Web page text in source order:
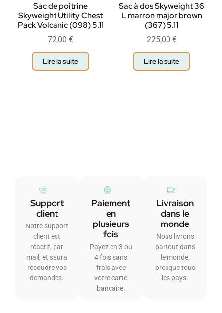
Sac de poitrine
Skyweight Utility Chest
Pack Volcanic (098) 5.11
72,00 €
Lire la suite
Sac à dos Skyweight 36
L marron major brown
(367) 5.11
225,00 €
Lire la suite
Support
client
Notre support
client est
réactif, par
mail, et saura
résoudre vos
demandes.
Paiement
en
plusieurs
fois
Payez en 3 ou
4 fois sans
frais avec
votre carte
bancaire.
Livraison
dans le
monde
Nous livrons
partout dans
le monde,
presque tous
les pays.